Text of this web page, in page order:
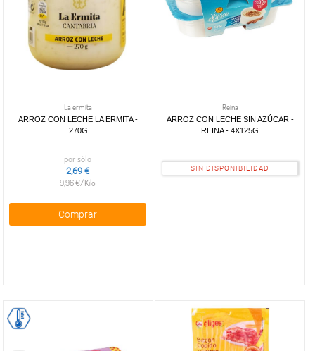
La ermita
ARROZ CON LECHE LA ERMITA -
270G
por sólo
2,69 €
9,96 €/Kilo
Comprar
Reina
ARROZ CON LECHE SIN AZÚCAR -
REINA - 4X125G
SIN DISPONIBILIDAD